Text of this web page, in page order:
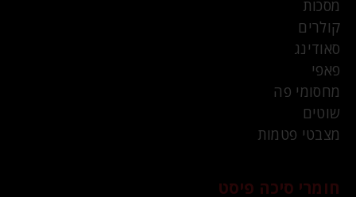
מסכות
קולרים
סאודינג
פאפי
מחסומי פה
שוטים
מצבטי פטמות
חומרי סיכה פיסט